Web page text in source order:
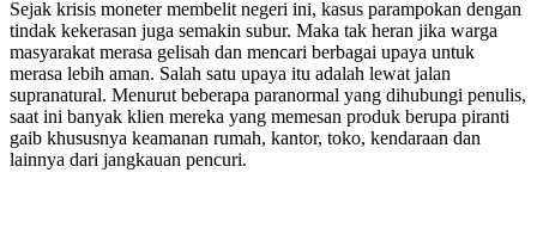
Sejak krisis moneter membelit negeri ini, kasus parampokan dengan
tindak kekerasan juga semakin subur. Maka tak heran jika warga
masyarakat merasa gelisah dan mencari berbagai upaya untuk
merasa lebih aman. Salah satu upaya itu adalah lewat jalan
supranatural. Menurut beberapa paranormal yang dihubungi penulis,
saat ini banyak klien mereka yang memesan produk berupa piranti
gaib khususnya keamanan rumah, kantor, toko, kendaraan dan
lainnya dari jangkauan pencuri.